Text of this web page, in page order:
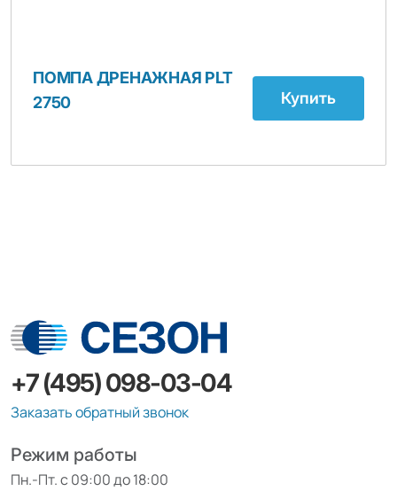
ПОМПА ДРЕНАЖНАЯ PLT
2750
Купить
+7 (495) 098-03-04
Заказать обратный звонок
Режим работы
Пн.-Пт. с 09:00 до 18:00